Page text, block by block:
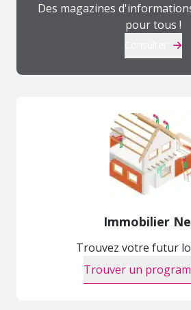
Des magazines
pour tous !
Immobilier
Trouvez votre futur
Trouver un